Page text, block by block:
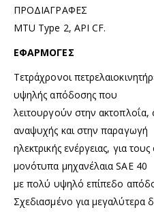
ΠΡΟΔΙΑΓΡΑΦΕΣ
MTU Type 2, API CF.
ΕΦΑΡΜΟΓΕΣ
Τετράχρονοι
υψηλής απόδοσης που
λειτουργούν στην ακτοπλοΐα,
αναψυχής και στην παραγωγή
ηλεκτρικής ενέργειας, για
μονότυπα μηχανέλαια SAE 40
με πολύ υψηλό επίπεδο
Σχεδιασμένο για μεγαλύτερα